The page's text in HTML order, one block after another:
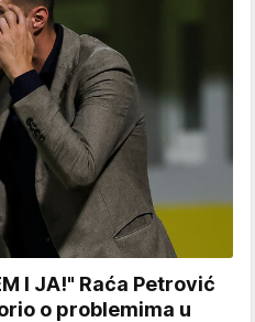
I JA!" Raća Petrović
o problemima u